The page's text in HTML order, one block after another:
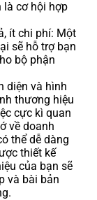
là cơ hội hợp
ít chi phí: Một
sẽ hỗ trợ bạn
bộ phận
diện và hình
thương hiệu
cực kì quan
về doanh
thể dễ dàng
thiết kế
của bạn sẽ
và bài bản